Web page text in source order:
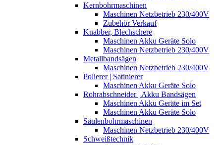
Kernbohrmaschinen
Maschinen Netzbetrieb 230/400V
Zubehör Verkauf
Knabber, Blechschere
Maschinen Akku Geräte Solo
Maschinen Netzbetrieb 230/400V
Metallbandsägen
Maschinen Netzbetrieb 230/400V
Polierer | Satinierer
Maschinen Akku Geräte Solo
Rohrabschneider | Akku Bandsägen
Maschinen Akku Geräte im Set
Maschinen Akku Geräte Solo
Säulenbohrmaschinen
Maschinen Netzbetrieb 230/400V
Schweißtechnik